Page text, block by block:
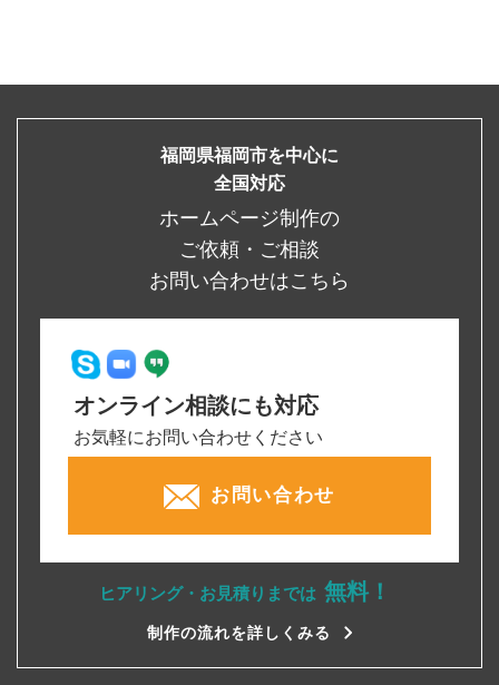
福岡県福岡市を中心に
全国対応
ホームページ制作の
ご依頼・ご相談
お問い合わせはこちら
オンライン相談にも対応
お気軽にお問い合わせください
お問い合わせ
ヒアリング・お見積りまでは 無料！
制作の流れを詳しくみる